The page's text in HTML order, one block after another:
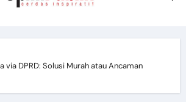
via DPRD: Solusi Murah atau Ancaman